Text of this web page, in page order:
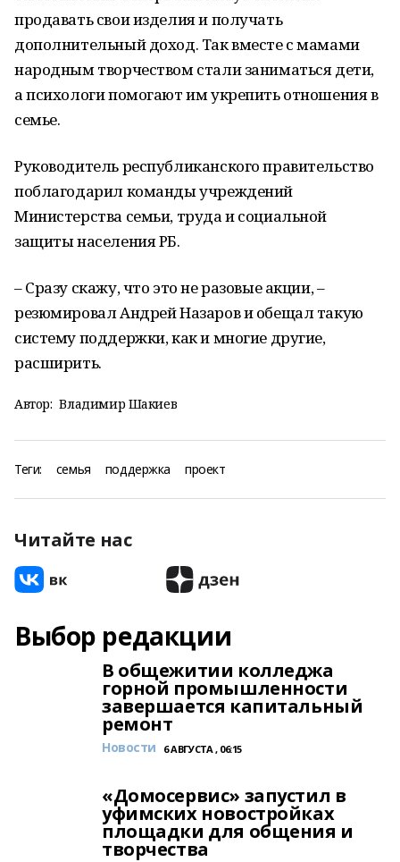
продавать свои изделия и получать
дополнительный доход. Так вместе с мамами
народным творчеством стали заниматься дети,
а психологи помогают им укрепить отношения в
семье.
Руководитель республиканского правительство
поблагодарил команды учреждений
Министерства семьи, труда и социальной
защиты населения РБ.
– Сразу скажу, что это не разовые акции, –
резюмировал Андрей Назаров и обещал такую
систему поддержки, как и многие другие,
расширить.
Автор: Владимир Шакиев
Теги: семья поддержка проект
Читайте нас
Выбор редакции
В общежитии колледжа
горной промышленности
завершается капитальный
ремонт
Новости 6 АВГУСТА , 06:15
«Домосервис» запустил в
уфимских новостройках
площадки для общения и
творчества